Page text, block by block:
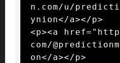
n.com/u/
ynion</a></p>
<p><a
com/
on</a></p>